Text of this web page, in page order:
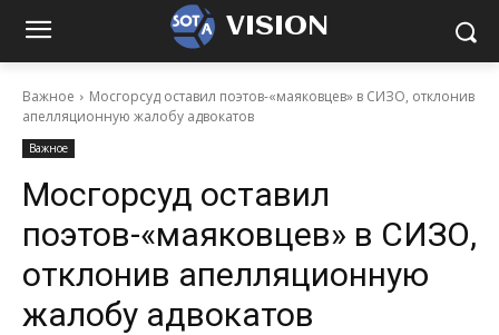
VISION
Важное
Мосгорсуд оставил поэтов-«маяковцев» в СИЗО, отклонив
апелляционную жалобу адвокатов
Важное
Мосгорсуд оставил
поэтов-«маяковцев» в СИЗО,
отклонив апелляционную
жалобу адвокатов